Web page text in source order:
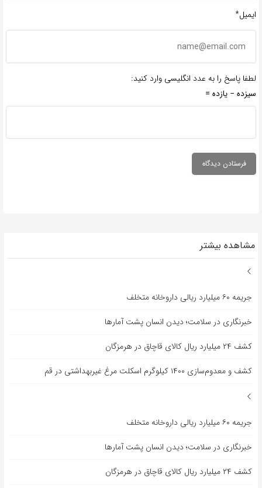
ایمیل*
لطفا پاسخ را به عدد انگلیسی وارد کنید:
سیزده − یازده =
مشاهده بیشتر
جریمه ۶۰ میلیارد ریالی داروخانه متخلف
خبرنگاری در سلامت؛ دیدن انسان پشت آمارها
کشف ۲۴ میلیارد ریال کالای قاچاق در هرمزگان
کشف و معدوم‌سازی ۱۴۰۰ کیلوگرم اسکلت مرغ غیربهداشتی در قم
جریمه ۶۰ میلیارد ریالی داروخانه متخلف
خبرنگاری در سلامت؛ دیدن انسان پشت آمارها
کشف ۲۴ میلیارد ریال کالای قاچاق در هرمزگان